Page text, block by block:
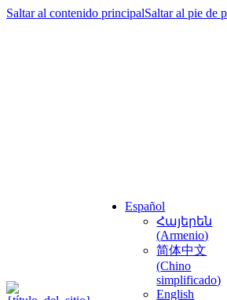
Saltar al contenido principalSaltar al pie de
Español
Հայերեն
(Armenio)
简体中文
(Chino
simplificado)
English